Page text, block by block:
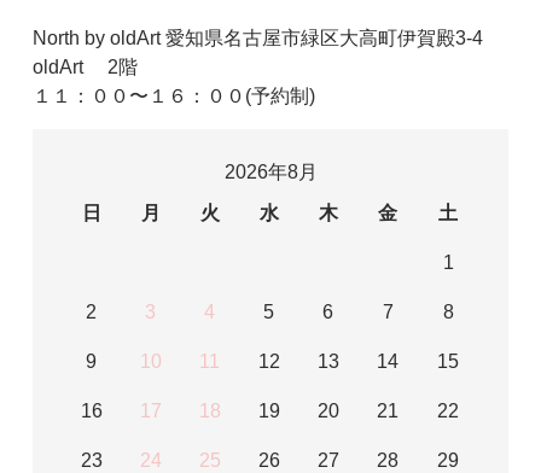
North by oldArt 愛知県名古屋市緑区大高町伊賀殿3-4
oldArt 2階
１１：００〜１６：００(予約制)
2026年8月
日
月 火 水 木 金 土
1
2 3 4 5 6 7 8
9 10 11 12 13 14 15
16 17 18 19 20 21 22
23 24 25 26 27 28 29